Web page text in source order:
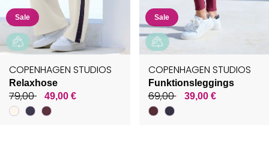
Sale
COPENHAGEN STUDIOS
Relaxhose
79,00 49,00 €
Sale
COPENHAGEN STUDIOS
Funktionsleggings
69,00 39,00 €